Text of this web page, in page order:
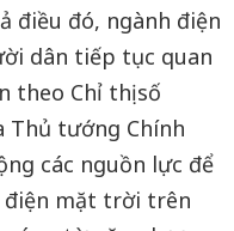
điều đó, ngành điện
dân tiếp tục quan
theo Chỉ thị số
Thủ tướng Chính
các nguồn lực để
điện mặt trời trên